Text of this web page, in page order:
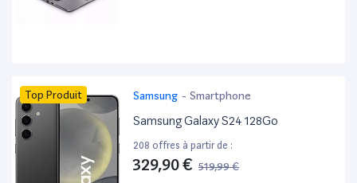
Top Produit Samsung - Smartphone
Samsung Galaxy S24 128Go
208 offres à partir de :
329,90 € 519,99 €